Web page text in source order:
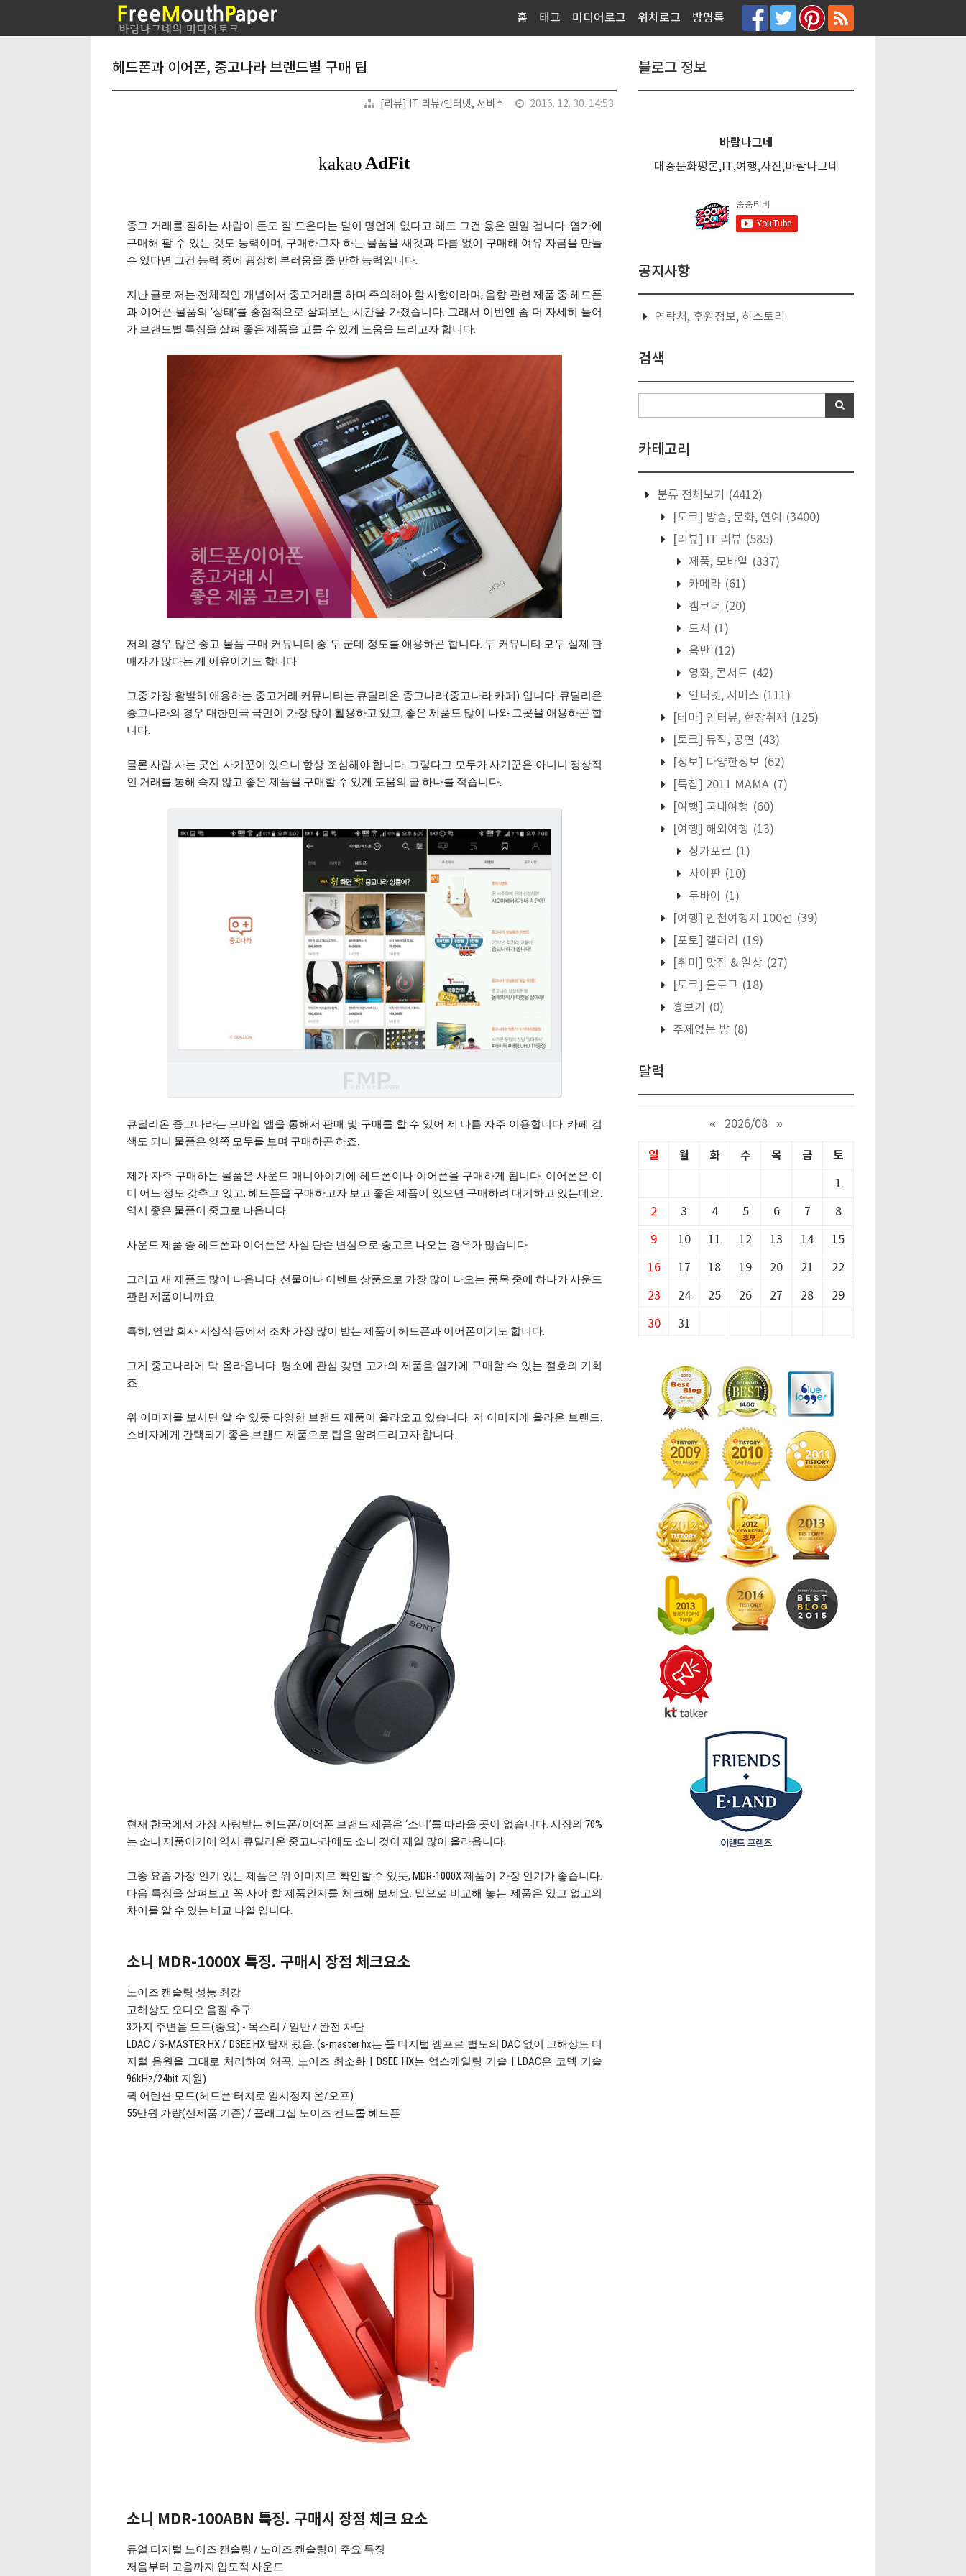
홈 태그 미디어로그 위치로그 방명록
헤드폰과 이어폰, 중고나라 브랜드별 구매 팁
[리뷰] IT 리뷰/인터넷, 서비스 2016. 12. 30. 14:53
중고 거래를 잘하는 사람이 돈도 잘 모은다는 말이 명언에 없다고 해도 그건 옳은 말일 겁니다. 염가에
구매해 팔 수 있는 것도 능력이며, 구매하고자 하는 물품을 새것과 다름 없이 구매해 여유 자금을 만들
수 있다면 그건 능력 중에 굉장히 부러움을 줄 만한 능력입니다.
지난 글로 저는 전체적인 개념에서 중고거래를 하며 주의해야 할 사항이라며, 음향 관련 제품 중 헤드폰
과 이어폰 물품의 ‘상태’를 중점적으로 살펴보는 시간을 가졌습니다. 그래서 이번엔 좀 더 자세히 들어
가 브랜드별 특징을 살펴 좋은 제품을 고를 수 있게 도움을 드리고자 합니다.
저의 경우 많은 중고 물품 구매 커뮤니티 중 두 군데 정도를 애용하곤 합니다. 두 커뮤니티 모두 실제 판
매자가 많다는 게 이유이기도 합니다.
그중 가장 활발히 애용하는 중고거래 커뮤니티는 큐딜리온 중고나라(중고나라 카페) 입니다. 큐딜리온
중고나라의 경우 대한민국 국민이 가장 많이 활용하고 있고, 좋은 제품도 많이 나와 그곳을 애용하곤 합
니다.
물론 사람 사는 곳엔 사기꾼이 있으니 항상 조심해야 합니다. 그렇다고 모두가 사기꾼은 아니니 정상적
인 거래를 통해 속지 않고 좋은 제품을 구매할 수 있게 도움의 글 하나를 적습니다.
큐딜리온 중고나라는 모바일 앱을 통해서 판매 및 구매를 할 수 있어 제 나름 자주 이용합니다. 카페 검
색도 되니 물품은 양쪽 모두를 보며 구매하곤 하죠.
제가 자주 구매하는 물품은 사운드 매니아이기에 헤드폰이나 이어폰을 구매하게 됩니다. 이어폰은 이
미 어느 정도 갖추고 있고, 헤드폰을 구매하고자 보고 좋은 제품이 있으면 구매하려 대기하고 있는데요.
역시 좋은 물품이 중고로 나옵니다.
사운드 제품 중 헤드폰과 이어폰은 사실 단순 변심으로 중고로 나오는 경우가 많습니다.
그리고 새 제품도 많이 나옵니다. 선물이나 이벤트 상품으로 가장 많이 나오는 품목 중에 하나가 사운드
관련 제품이니까요.
특히, 연말 회사 시상식 등에서 조차 가장 많이 받는 제품이 헤드폰과 이어폰이기도 합니다.
그게 중고나라에 막 올라옵니다. 평소에 관심 갖던 고가의 제품을 염가에 구매할 수 있는 절호의 기회
죠.
위 이미지를 보시면 알 수 있듯 다양한 브랜드 제품이 올라오고 있습니다. 저 이미지에 올라온 브랜드.
소비자에게 간택되기 좋은 브랜드 제품으로 팁을 알려드리고자 합니다.
현재 한국에서 가장 사랑받는 헤드폰/이어폰 브랜드 제품은 ‘소니’를 따라올 곳이 없습니다. 시장의 70%
는 소니 제품이기에 역시 큐딜리온 중고나라에도 소니 것이 제일 많이 올라옵니다.
그중 요즘 가장 인기 있는 제품은 위 이미지로 확인할 수 있듯, MDR-1000X 제품이 가장 인기가 좋습니다.
다음 특징을 살펴보고 꼭 사야 할 제품인지를 체크해 보세요. 밑으로 비교해 놓는 제품은 있고 없고의
차이를 알 수 있는 비교 나열 입니다.
소니 MDR-1000X 특징. 구매시 장점 체크요소
노이즈 캔슬링 성능 최강
고해상도 오디오 음질 추구
3가지 주변음 모드(중요) - 목소리 / 일반 / 완전 차단
LDAC / S-MASTER HX / DSEE HX 탑재 됐음. (s-master hx는 풀 디지털 앰프로 별도의 DAC 없이 고해상도 디
지털 음원을 그대로 처리하여 왜곡, 노이즈 최소화 | DSEE HX는 업스케일링 기술 | LDAC은 코덱 기술
96kHz/24bit 지원)
퀵 어텐션 모드(헤드폰 터치로 일시정지 온/오프)
55만원 가량(신제품 기준) / 플래그십 노이즈 컨트롤 헤드폰
소니 MDR-100ABN 특징. 구매시 장점 체크 요소
듀얼 디지털 노이즈 캔슬링 / 노이즈 캔슬링이 주요 특징
저음부터 고음까지 압도적 사운드
블로그 정보
바람나그네
대중문화평론,IT,여행,사진,바람나그네
공지사항
연락처, 후원정보, 히스토리
검색
카테고리
분류 전체보기
(4412)
[토크] 방송, 문화, 연예
(3400)
[리뷰] IT 리뷰 (585)
제품, 모바일 (337)
카메라 (61)
캠코더 (20)
도서 (1)
음반 (12)
영화, 콘서트 (42)
인터넷, 서비스 (111)
[테마] 인터뷰, 현장취재 (125)
[토크] 뮤직, 공연 (43)
[정보] 다양한정보 (62)
[특집] 2011 MAMA (7)
[여행] 국내여행 (60)
[여행] 해외여행 (13)
싱가포르 (1)
사이판 (10)
두바이
(1)
[여행] 인천여행지 100선 (39)
[포토] 갤러리
(19)
[취미] 맛집 & 일상 (27)
[토크] 블로그 (18)
흉보기
(0)
주제없는 방 (8)
달력
« 2026/08 »
일 월 화 수 목 금 토
1
2 3 4 5 6 7 8
9 10 11 12 13 14 15
16 17 18 19 20 21 22
23 24 25 26 27 28 29
30 31